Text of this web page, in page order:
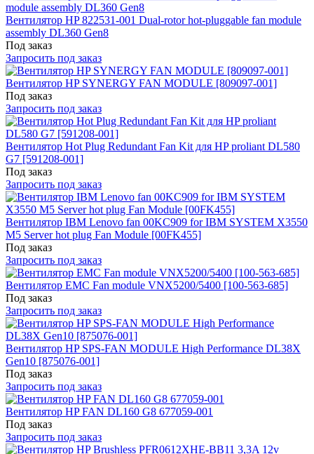
Вентилятор HP 822531-001 Dual-rotor hot-pluggable fan module
assembly DL360 Gen8
Под заказ
Запросить под заказ
Вентилятор HP SYNERGY FAN MODULE [809097-001]
Под заказ
Запросить под заказ
Вентилятор Hot Plug Redundant Fan Kit для HP proliant DL580
G7 [591208-001]
Под заказ
Запросить под заказ
Вентилятор IBM Lenovo fan 00KC909 for IBM SYSTEM X3550
M5 Server hot plug Fan Module [00FK455]
Под заказ
Запросить под заказ
Вентилятор EMC Fan module VNX5200/5400 [100-563-685]
Под заказ
Запросить под заказ
Вентилятор HP SPS-FAN MODULE High Performance DL38X
Gen10 [875076-001]
Под заказ
Запросить под заказ
Вентилятор HP FAN DL160 G8 677059-001
Под заказ
Запросить под заказ